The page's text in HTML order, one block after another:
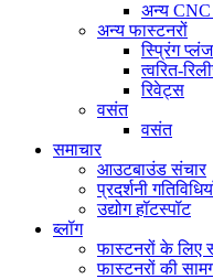
अन्य CNC
अन्य फास्टनरों
स्प्रिंग
त्वरित-
रिवेट्स
वसंत
वसंत
समाचार
आउटबाउंड संचार
प्रदर्शनी
उद्योग हॉटस्पॉट
ब्लॉग
फास्टनरों के लिए
फास्टनरों की